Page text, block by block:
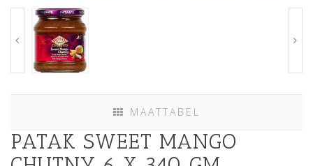
MAATTABEL
PATAK SWEET MANGO